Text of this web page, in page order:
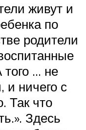
живут и
по
родители
… не
и ничего с
Так что
Здесь